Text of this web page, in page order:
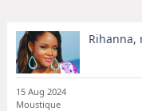
Rihanna,
15 Aug 2024
Moustique